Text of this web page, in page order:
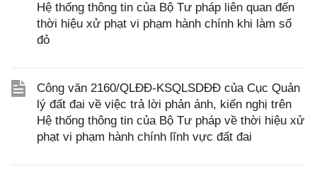
Hệ thống thông tin của Bộ Tư pháp liên quan đến
thời hiệu xử phạt vi phạm hành chính khi làm sổ
đỏ
Công văn 2160/QLĐĐ-KSQLSDĐĐ của Cục Quản
lý đất đai về việc trả lời phản ánh, kiến nghị trên
Hệ thống thông tin của Bộ Tư pháp về thời hiệu xử
phạt vi phạm hành chính lĩnh vực đất đai